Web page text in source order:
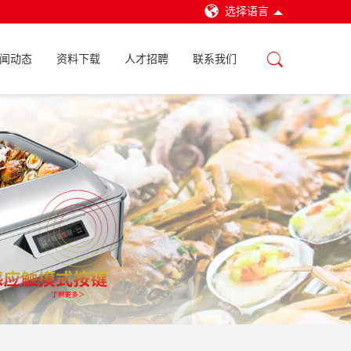
选择语言
动态 资料下载 人才招聘 联系我们